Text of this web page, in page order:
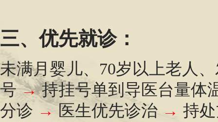
三、优先就诊：
未满月婴儿、70岁以上老人
号→ 持挂号单到导医台量体
分诊 → 医生优先诊治 → 持